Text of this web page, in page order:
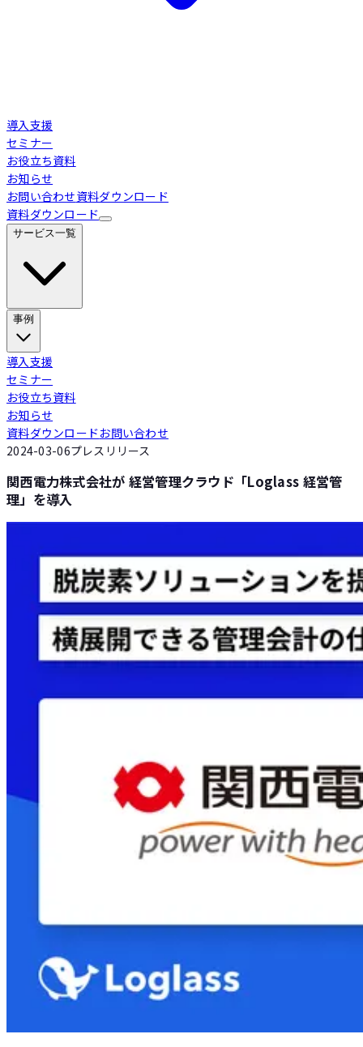
導入支援
セミナー
お役立ち資料
お知らせ
お問い合わせ資料ダウンロード
資料ダウンロード
サービス一覧
Loglass 経営管理
Loglass 人員計画
Loglass 設備投資計画
事例
導入事例
導入支援
セミナー
お役立ち資料
お知らせ
資料ダウンロードお問い合わせ
2024-03-06プレスリリース
関西電力株式会社が 経営管理クラウド「Loglass 経営管
理」を導入